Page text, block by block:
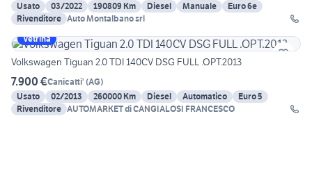
Usato
03/2022 190809 Km Diesel Manuale
Euro 6e
Rivenditore Auto Montalbano srl
Vetrina
Volkswagen Tiguan 2.0 TDI 140CV DSG FULL .OPT.2013
7.900 €Canicatti' (AG)
Usato
02/2013 260000 Km Diesel Automatico
Euro 5
Rivenditore AUTOMARKET di CANGIALOSI FRANCESCO